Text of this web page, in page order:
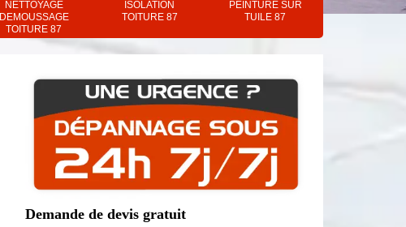
NETTOYAGE
DEMOUSSAGE
TOITURE 87
ISOLATION
TOITURE 87
PEINTURE SUR
TUILE 87
Demande de devis gratuit